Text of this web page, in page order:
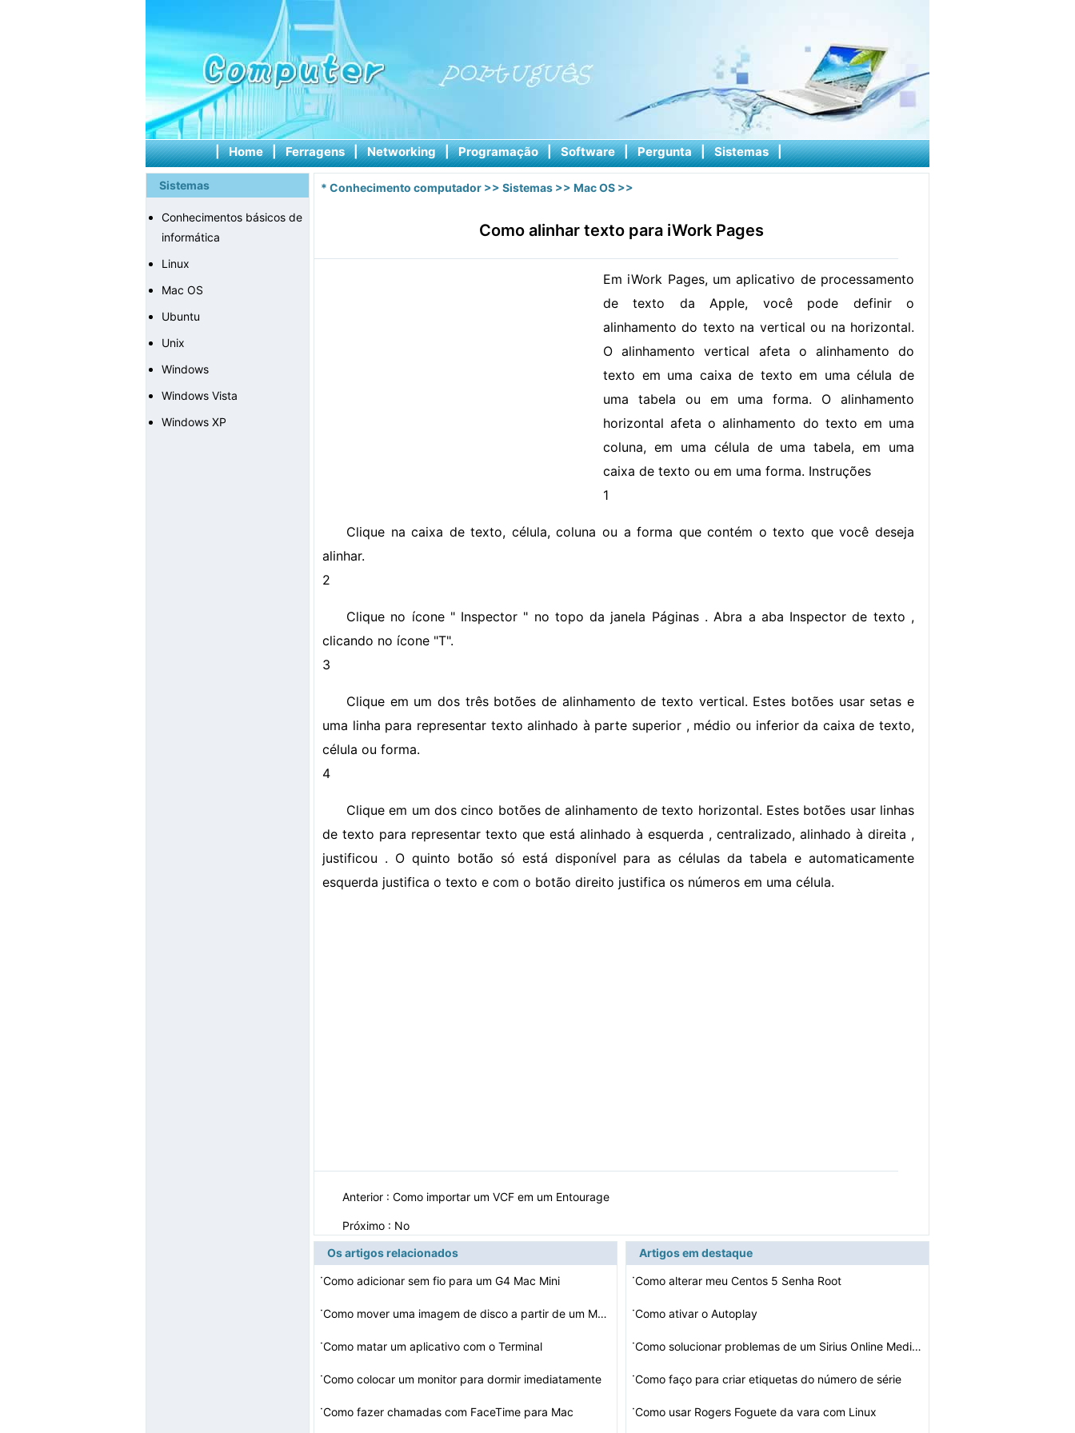
| Home | Ferragens | Networking | Programação | Software | Pergunta | Sistemas |
Sistemas
Conhecimentos básicos de
informática
Linux
Mac OS
Ubuntu
Unix
Windows
Windows Vista
Windows XP
* Conhecimento computador >> Sistemas >> Mac OS >>
Como alinhar texto para iWork Pages
Em iWork Pages, um aplicativo de processamento
de texto da Apple, você pode definir o
alinhamento do texto na vertical ou na horizontal.
O alinhamento vertical afeta o alinhamento do
texto em uma caixa de texto em uma célula de
uma tabela ou em uma forma. O alinhamento
horizontal afeta o alinhamento do texto em uma
coluna, em uma célula de uma tabela, em uma
caixa de texto ou em uma forma. Instruções
1
Clique na caixa de texto, célula, coluna ou a forma que contém o texto que você deseja
alinhar.
2
Clique no ícone " Inspector " no topo da janela Páginas . Abra a aba Inspector de texto ,
clicando no ícone "T".
3
Clique em um dos três botões de alinhamento de texto vertical. Estes botões usar setas e
uma linha para representar texto alinhado à parte superior , médio ou inferior da caixa de texto,
célula ou forma.
4
Clique em um dos cinco botões de alinhamento de texto horizontal. Estes botões usar linhas
de texto para representar texto que está alinhado à esquerda , centralizado, alinhado à direita ,
justificou . O quinto botão só está disponível para as células da tabela e automaticamente
esquerda justifica o texto e com o botão direito justifica os números em uma célula.
Anterior : Como importar um VCF em um Entourage
Próximo : No
Os artigos relacionados
·Como adicionar sem fio para um G4 Mac Mini
· Como mover uma imagem de disco a partir de um Mac Mini …
·Como matar um aplicativo com o Terminal
·Como colocar um monitor para dormir imediatamente
·Como fazer chamadas com FaceTime para Mac
Artigos em destaque
·Como alterar meu Centos 5 Senha Root
·Como ativar o Autoplay
· Como solucionar problemas de um Sirius Online Media Pla…
·Como faço para criar etiquetas do número de série
·Como usar Rogers Foguete da vara com Linux